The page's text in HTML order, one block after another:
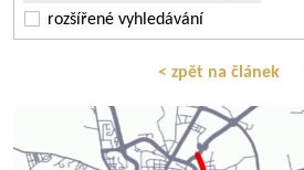
rozšířené vyhledávání
< zpět na článek